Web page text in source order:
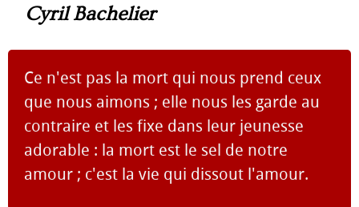
Cyril Bachelier
Ce n'est pas la mort qui nous prend ceux
que nous aimons ; elle nous les garde au
contraire et les fixe dans leur jeunesse
adorable : la mort est le sel de notre
amour ; c'est la vie qui dissout l'amour.